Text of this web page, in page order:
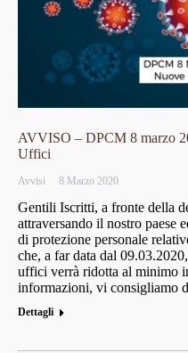
AVVISO – DPCM 8 marzo
Uffici
Avvisi 8 Marzo 2020
Gentili Iscritti, a fronte della
attraversando il nostro paese
di protezione personale
che, a far data dal
uffici verrà ridotta al minimo
informazioni, vi consigliamo
Dettagli